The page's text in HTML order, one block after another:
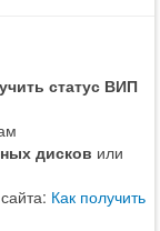
статус ВИП
дисков или
Как получить